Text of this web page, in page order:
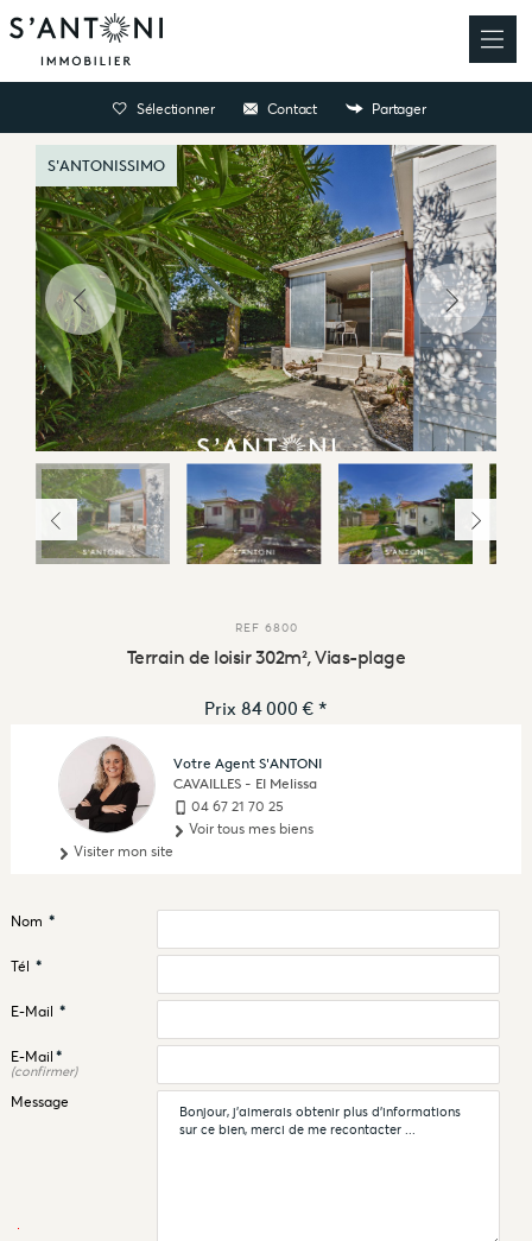
Sélectionner Contact Partager
S'ANTONISSIMO
REF 6800
Terrain de loisir 302m², Vias-plage
Prix 84 000 € *
Votre Agent S'ANTONI
CAVAILLES - EI Melissa
04 67 21 70 25
Voir tous mes biens
Visiter mon site
Nom *
Tél *
E-Mail *
E-Mail *
(confirmer)
Message